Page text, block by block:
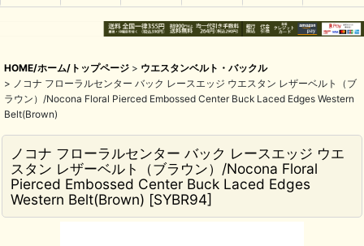
HOME/ホーム/トップページ > ウエスタンベルト・バックル
> ノコナ フローラルセンター バック レースエッジ ウエスタン レザーベルト（ブ
ラウン）/Nocona Floral Pierced Embossed Center Buck Laced Edges Western
Belt(Brown)
ノコナ フローラルセンター バック レースエッジ ウエ
スタン レザーベルト（ブラウン）/Nocona Floral
Pierced Embossed Center Buck Laced Edges
Western Belt(Brown) [SYBR94]